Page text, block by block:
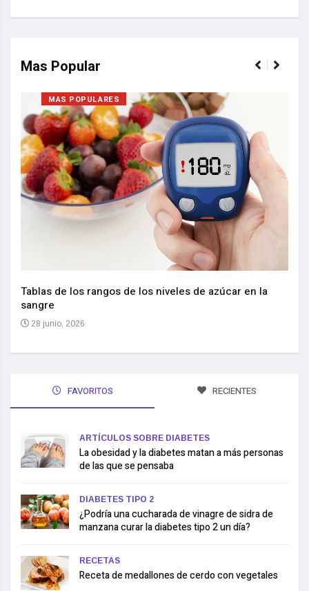
Mas Popular
MAS POPULARES
Tablas de los rangos de los niveles de azúcar en la
sangre
28 junio, 2026
FAVORITOS RECIENTES
ARTÍCULOS SOBRE DIABETES
La obesidad y la diabetes matan a más personas
de las que se pensaba
DIABETES TIPO 2
¿Podría una cucharada de vinagre de sidra de
manzana curar la diabetes tipo 2 un día?
RECETAS
Receta de medallones de cerdo con vegetales